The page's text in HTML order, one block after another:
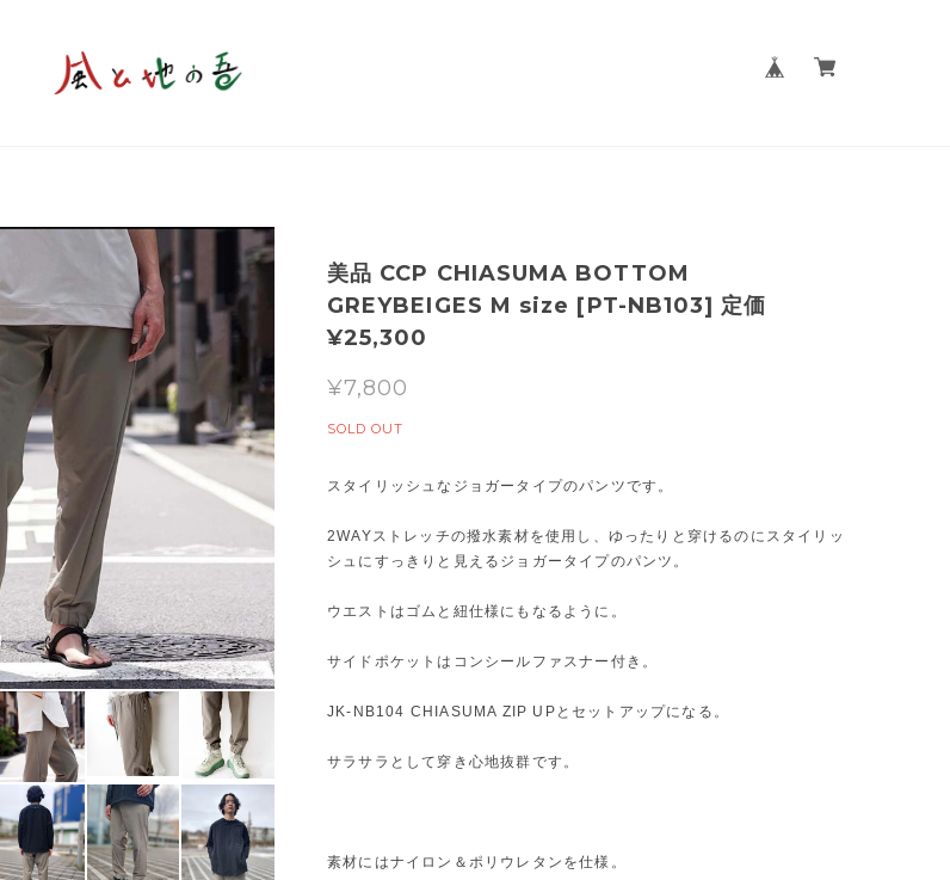
美品 CCP CHIASUMA BOTTOM
GREYBEIGES M size [PT-NB103] 定価
¥25,300
¥7,800
SOLD OUT
スタイリッシュなジョガータイプのパンツです。
2WAYストレッチの撥水素材を使用し、ゆったりと穿けるのにスタイリッ
シュにすっきりと見えるジョガータイプのパンツ。
ウエストはゴムと紐仕様にもなるように。
サイドポケットはコンシールファスナー付き。
JK-NB104 CHIASUMA ZIP UPとセットアップになる。
サラサラとして穿き心地抜群です。
素材にはナイロン＆ポリウレタンを仕様。